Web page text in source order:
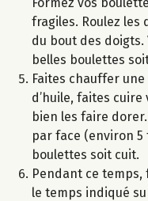
fragiles. Roulez les
du bout des
belles boulettes
Faites chauffer
d’huile, faites
bien les faire
par face (environ 5
boulettes soit cuit.
Pendant ce temps,
le temps indiqué